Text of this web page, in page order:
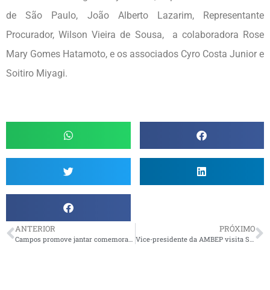
de São Paulo, João Alberto Lazarim, Representante
Procurador, Wilson Vieira de Sousa, a colaboradora Rose
Mary Gomes Hatamoto, e os associados Cyro Costa Junior e
Soitiro Miyagi.
ANTERIOR
Campos promove jantar comemorativo do Dia dos Pais
PRÓXIMO
Vice-presidente da AMBEP visita São Sebastião